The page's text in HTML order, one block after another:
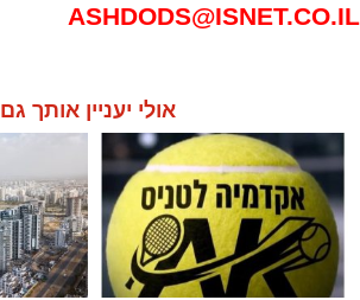
ASHDODS@ISNET.CO.IL
אולי יעניין אותך גם